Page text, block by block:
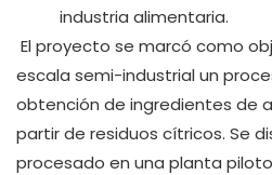
industria alimentaria.
El proyecto se marcó como
escala semi-industrial un
obtención de ingredientes de
partir de residuos cítricos. Se
procesado en una planta